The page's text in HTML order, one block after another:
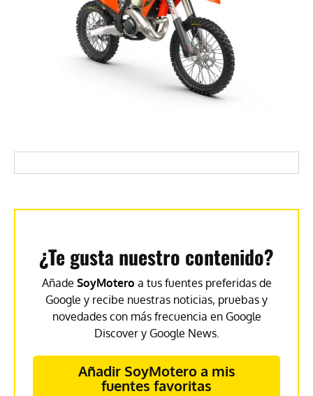
¿Te gusta nuestro contenido?
Añade SoyMotero a tus fuentes preferidas de
Google y recibe nuestras noticias, pruebas y
novedades con más frecuencia en Google
Discover y Google News.
Añadir SoyMotero a mis
fuentes favoritas